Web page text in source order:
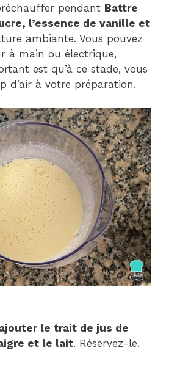
pendant Battre
l’essence de vanille et
ambiante. Vous pouvez
à main ou électrique,
est qu’à ce stade, vous
d’air à votre préparation.
ajouter le trait de jus de
et le lait. Réservez-le.